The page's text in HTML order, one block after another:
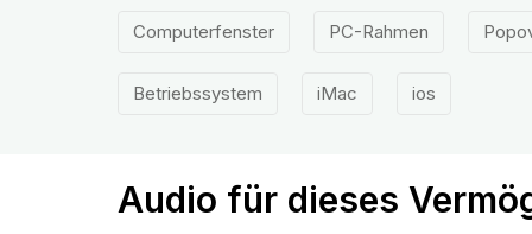
Computerfenster PC-Rahmen
Betriebssystem iMac ios
Audio für dieses